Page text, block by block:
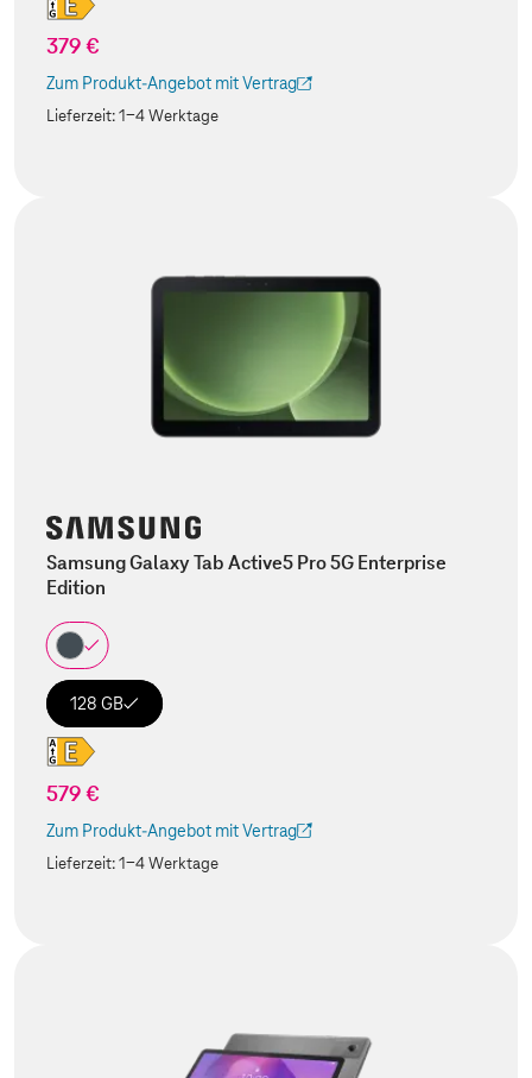
379 €
Zum Produkt-Angebot mit Vertrag
(Der Link wird in einem neuen Tab geöffnet)
Lieferzeit:1-4 Werktage
Samsung Galaxy Tab Active5 Pro 5G Enterprise
Edition
128 GB
579 €
Zum Produkt-Angebot mit Vertrag
(Der Link wird in einem neuen Tab geöffnet)
Lieferzeit:1-4 Werktage